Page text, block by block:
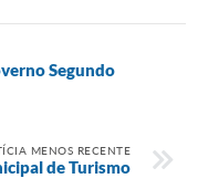
Segundo
MENOS RECENTE
de Turismo